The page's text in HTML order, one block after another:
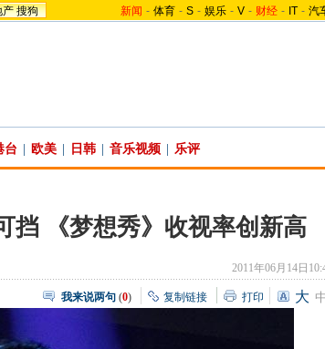
产 搜狗 新闻 - 体育 - S - 娱乐 - V - 财经 - IT - 汽
台 欧美 日韩 音乐视频 乐评
挡 《梦想秀》收视率创新高
2011年06月14日
我来说两句 (0) 复制链接 打印 大 中